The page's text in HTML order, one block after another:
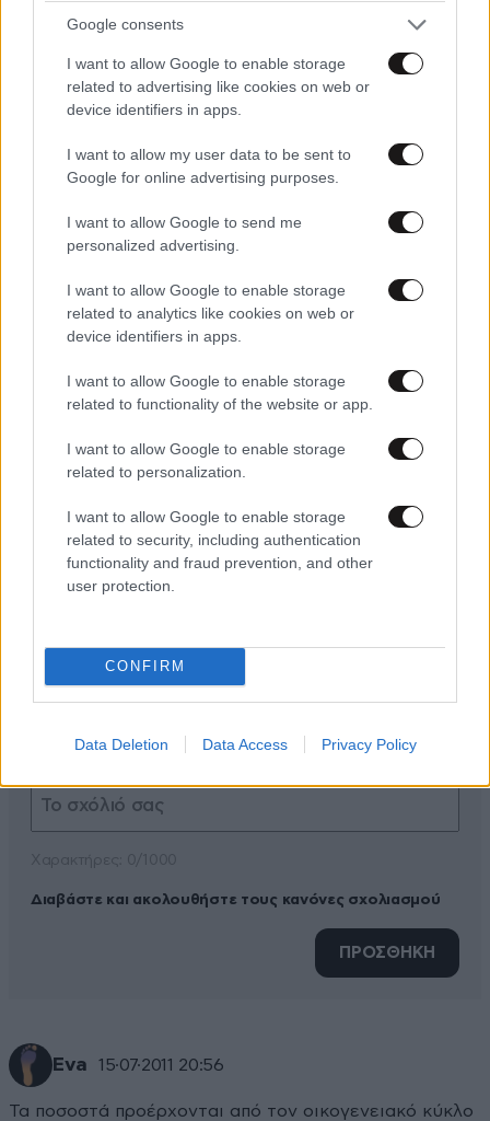
Google consents
I want to allow Google to enable storage
related to advertising like cookies on web or
device identifiers in apps.
I want to allow my user data to be sent to
Google for online advertising purposes.
I want to allow Google to send me
personalized advertising.
I want to allow Google to enable storage
related to analytics like cookies on web or
device identifiers in apps.
I want to allow Google to enable storage
related to functionality of the website or app.
I want to allow Google to enable storage
related to personalization.
I want to allow Google to enable storage
related to security, including authentication
functionality and fraud prevention, and other
user protection.
CONFIRM
Data Deletion Data Access Privacy Policy
και μάθετε πρώτοι όλες τις ειδήσεις
ΠΡΟΣΘΕΣΤΕ ΤΟ ΣΧΟΛΙΟ ΣΑΣ
Διαβάστε και ακολουθήστε τους κανόνες σχολιασμού
ΠΡΟΣΘΗΚΗ
Eva 15·07·2011 20:56
Τα ποσοστά προέρχονται από τον οικογενειακό κύκλο